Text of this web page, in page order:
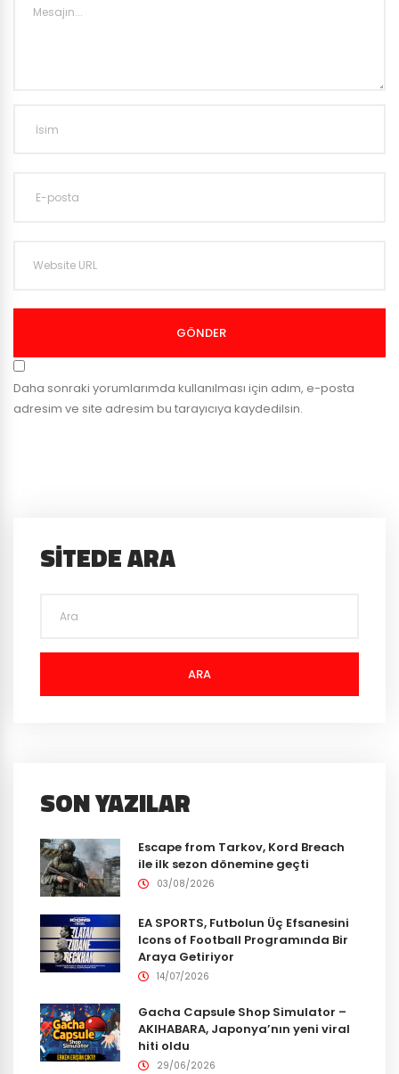
GÖNDER
Daha sonraki yorumlarımda kullanılması için adım, e-posta
adresim ve site adresim bu tarayıcıya kaydedilsin.
SITEDE ARA
ARA
SON YAZILAR
Escape from Tarkov, Kord Breach
ile ilk sezon dönemine geçti
03/08/2026
EA SPORTS, Futbolun Üç Efsanesini
Icons of Football Programında Bir
Araya Getiriyor
14/07/2026
Gacha Capsule Shop Simulator –
AKIHABARA, Japonya’nın yeni viral
hiti oldu
29/06/2026